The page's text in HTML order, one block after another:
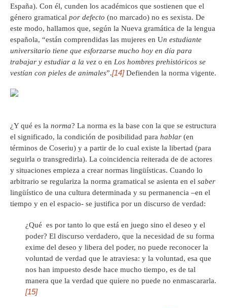
España). Con él, cunden los académicos que sostienen que el
género gramatical por defecto (no marcado) no es sexista. De
este modo, hallamos que, según la Nueva gramática de la lengua
española, “están comprendidas las mujeres en Un estudiante
universitario tiene que esforzarse mucho hoy en día para
trabajar y estudiar a la vez o en Los hombres prehistóricos se
vestían con pieles de animales”.[14]Defienden la norma vigente.
¿Y qué es la norma? La norma es la base con la que se estructura
el significado, la condición de posibilidad para hablar (en
términos de Coseriu) y a partir de lo cual existe la libertad (para
seguirla o transgredirla). La coincidencia reiterada de de actores
y situaciones empieza a crear normas lingüísticas. Cuando lo
arbitrario se regulariza la norma gramatical se asienta en el saber
lingüístico de una cultura determinada y su permanencia –en el
tiempo y en el espacio- se justifica por un discurso de verdad:
¿Qué es por tanto lo que está en juego sino el deseo y el
poder? El discurso verdadero, que la necesidad de su forma
exime del deseo y libera del poder, no puede reconocer la
voluntad de verdad que le atraviesa: y la voluntad, esa que
nos han impuesto desde hace mucho tiempo, es de tal
manera que la verdad que quiere no puede no enmascararla.
[15]